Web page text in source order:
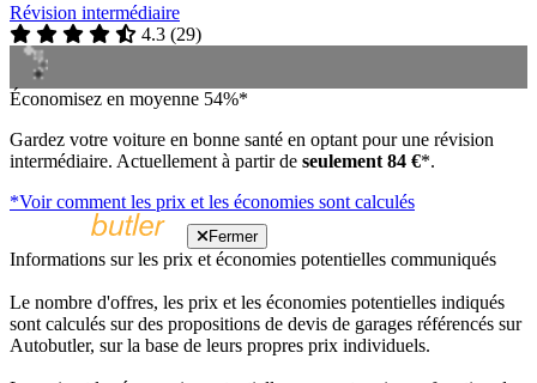
Révision intermédiaire
4.3 (29)
Économisez en moyenne 54%*
Gardez votre voiture en bonne santé en optant pour une révision
intermédiaire. Actuellement à partir de seulement 84 €*.
*Voir comment les prix et les économies sont calculés
Fermer
Informations sur les prix et économies potentielles communiqués
Le nombre d'offres, les prix et les économies potentielles indiqués
sont calculés sur des propositions de devis de garages référencés sur
Autobutler, sur la base de leurs propres prix individuels.